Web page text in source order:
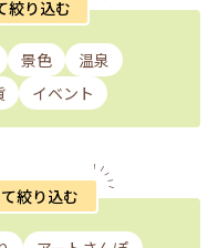
絞り込む
景色
温泉
イベント
絞り込む